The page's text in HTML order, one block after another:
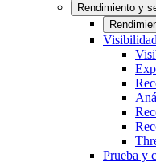
Rendimiento y
Prueba y